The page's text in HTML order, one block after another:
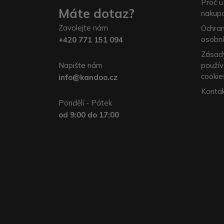
Máte dotaz?
Zavolejte nám
+420 771 151 094
Napište nám
info@kandoo.cz
Pondělí - Pátek
od 9:00 do 17:00
Proč